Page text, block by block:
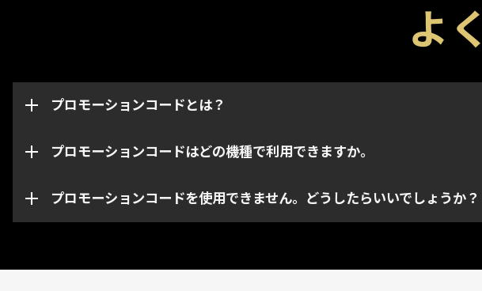
よ
プロモーションコードとは？
プロモーションコードはグリフやブースター、武器などのゲーム内のアイ
ています。プロモーションコードは取得したアカウントに連携され、取得
プロモーションコードはどの機種で利用できますか。
このページからはWarframeアカウントの機種・プラットフォーム問わずプ
い。
プロモーションコードを使用できません。どうしたらいいでしょうか？
お問い合わせください。